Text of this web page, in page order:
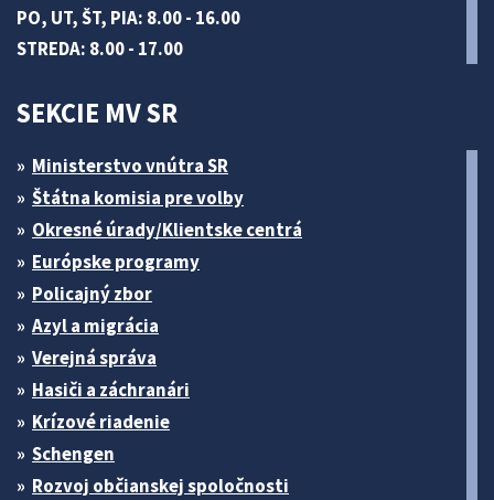
PO, UT, ŠT, PIA: 8.00 - 16.00
STREDA: 8.00 - 17.00
SEKCIE MV SR
Ministerstvo vnútra SR
Štátna komisia pre volby
Okresné úrady/Klientske centrá
Európske programy
Policajný zbor
Azyl a migrácia
Verejná správa
Hasiči a záchranári
Krízové riadenie
Schengen
Rozvoj občianskej spoločnosti